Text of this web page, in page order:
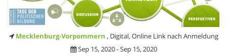
Mecklenburg-Vorpommern , Digital, Online Link nach Anmeldung
Sep 15, 2020 - Sep 15, 2020